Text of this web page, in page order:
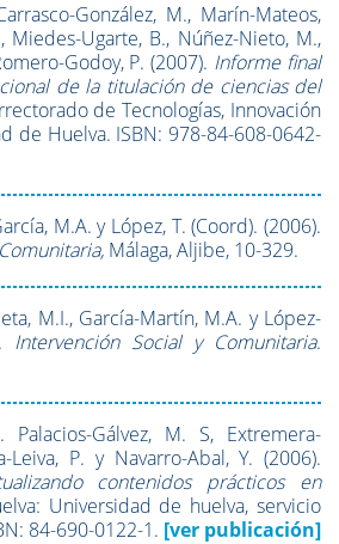
González, M., Marín-Mateos,
Miedes-Ugarte, B., Núñez-Nieto, M.,
Godoy, P. (2007). Informe final
de la titulación de ciencias del
de Tecnologías, Innovación
de Huelva. ISBN: 978-84-608-0642-
M.A. y López, T. (Coord). (2006).
Málaga, Aljibe, 10-329.
M.I., García-Martín, M.A. y López-
Intervención Social y Comunitaria.
Palacios-Gálvez, M. S, Extremera-
Leiva, P. y Navarro-Abal, Y. (2006).
contenidos prácticos en
Universidad de huelva, servicio
84-690-0122-1. [ver publicación]